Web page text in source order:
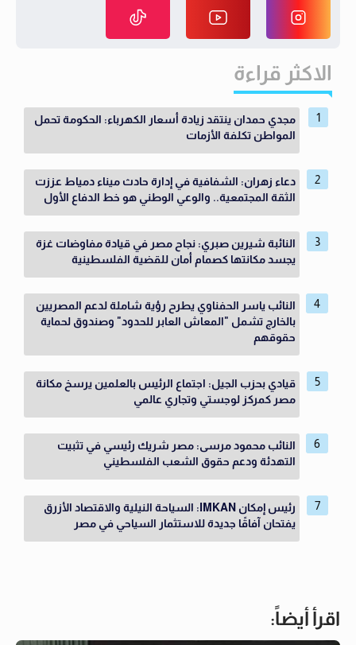
الاكثر قراءة
مجدي حمدان ينتقد زيادة أسعار الكهرباء: الحكومة تحمل
المواطن تكلفة الأزمات
دعاء زهران: الشفافية في إدارة حادث ميناء دمياط عززت
الثقة المجتمعية.. والوعي الوطني هو خط الدفاع الأول
النائبة شيرين صبري: نجاح مصر في قيادة مفاوضات غزة
يجسد مكانتها كصمام أمان للقضية الفلسطينية
النائب ياسر الحفناوي يطرح رؤية شاملة لدعم المصريين
بالخارج تشمل "المعاش العابر للحدود" وصندوق لحماية
حقوقهم
قيادي بحزب الجيل: اجتماع الرئيس بالعلمين يرسخ مكانة
مصر كمركز لوجستي وتجاري عالمي
النائب محمود مرسى: مصر شريك رئيسي في تثبيت
التهدئة ودعم حقوق الشعب الفلسطيني
رئيس إمكان IMKAN: السياحة النيلية والاقتصاد الأزرق
يفتحان آفاقًا جديدة للاستثمار السياحي في مصر
اقرأ أيضاً: